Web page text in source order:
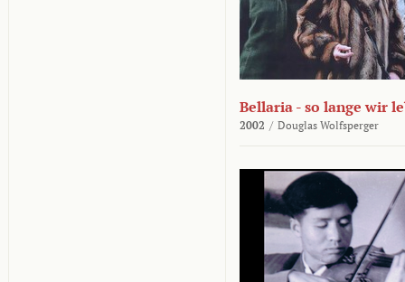
Bellaria - so lange wir
2002 / Douglas Wolfsperger